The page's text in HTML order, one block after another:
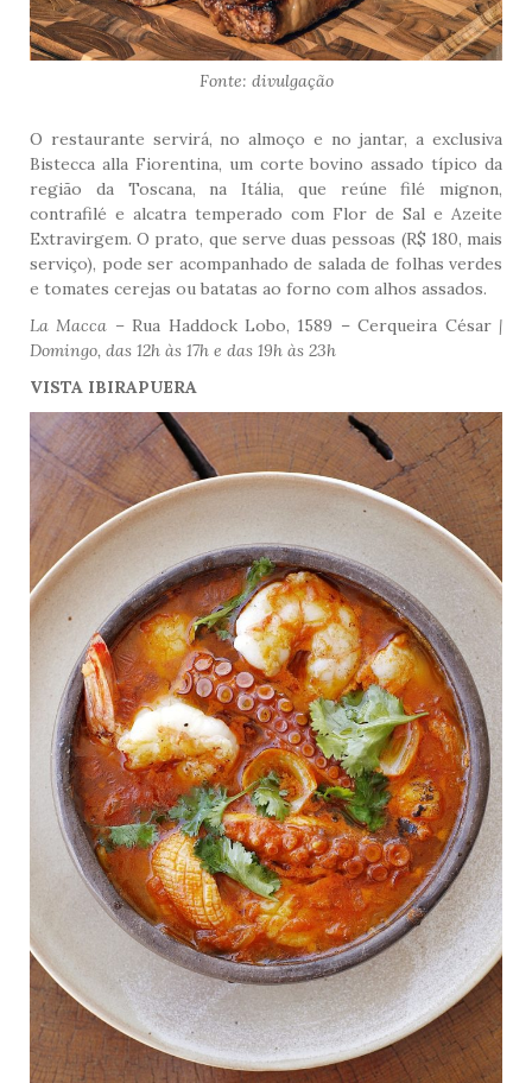
Fonte: divulgação
O restaurante servirá, no almoço e no jantar, a exclusiva
Bistecca alla Fiorentina, um corte bovino assado típico da
região da Toscana, na Itália, que reúne filé mignon,
contrafilé e alcatra temperado com Flor de Sal e Azeite
Extravirgem. O prato, que serve duas pessoas (R$ 180, mais
serviço), pode ser acompanhado de salada de folhas verdes
e tomates cerejas ou batatas ao forno com alhos assados.
La Macca – Rua Haddock Lobo, 1589 – Cerqueira César|
Domingo, das 12h às 17h e das 19h às 23h
VISTA IBIRAPUERA